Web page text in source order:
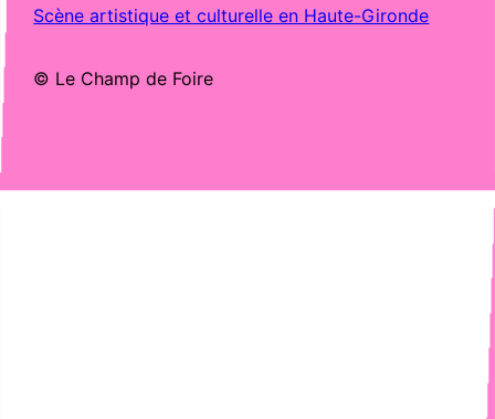
Scène artistique et culturelle en Haute-Gironde
© Le Champ de Foire